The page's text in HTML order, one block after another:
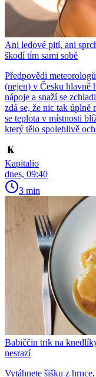
Ani ledové pití, ani
škodí tím sami sobě
Předpovědi
(nejen) v Česku hlavně
nápoje a snaží se
zdá se, že nic tak úplně
se teplota v místnosti
který tělo spolehlivě
Kapitalio
dnes, 09:40
3 min
Babiččin trik na
nesrazí
Vytáhnete šišku z